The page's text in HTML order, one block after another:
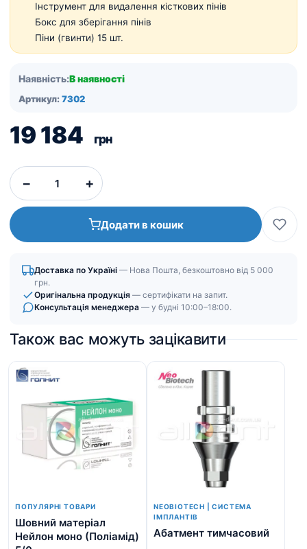
Інструмент для видалення кісткових пінів
Бокс для зберігання пінів
Піни (гвинти) 15 шт.
Наявність:В наявності
Артикул: 7302
19 184 грн
− +
Додати в кошик
Доставка по Україні — Нова Пошта, безкоштовно від 5 000
грн.
Оригінальна продукція — сертифікати на запит.
Консультація менеджера — у будні 10:00–18:00.
Також вас можуть зацікавити
ПОПУЛЯРНІ ТОВАРИ
Шовний матеріал
Нейлон моно (Поліамід)
NEOBIOTECH | СИСТЕМА
ІМПЛАНТІВ
Абатмент тимчасовий